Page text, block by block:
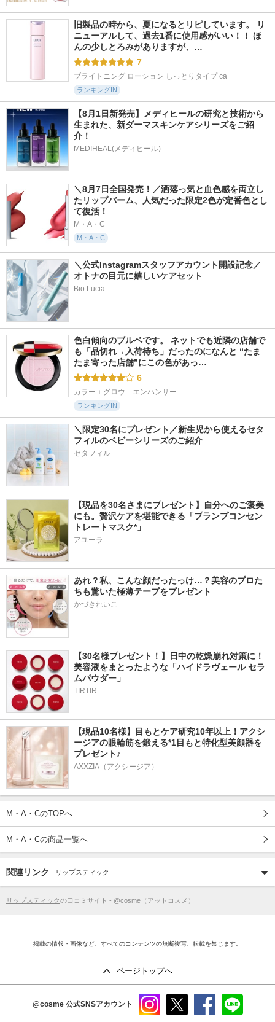
旧製品の時から、夏になるとリピしています。 リ
ニューアルして、過去1番に使用感がいい！！ ほ
んの少しとろみがありますが、…
7
ブライトニング ローション しっとりタイプ ca
ランキングIN
【8月1日新発売】メディヒールの研究と技術から
生まれた、新ダーマスキンケアシリーズをご紹
介！
MEDIHEAL(メディヒール)
＼8月7日全国発売！／洒落っ気と血色感を両立し
たリップバーム、人気だった限定2色が定番色とし
て復活！
M・A・C
M・A・C
＼公式Instagramスタッフアカウント開設記念／
オトナの目元に嬉しいケアセット
Bio Lucia
色白傾向のブルベです。 ネットでも近隣の店舗で
も「品切れ→入荷待ち」だったのになんと “たま
たま寄った店舗”にこの色があっ…
6
カラー＋グロウ　エンハンサー
ランキングIN
＼限定30名にプレゼント／新生児から使えるセタ
フィルのベビーシリーズのご紹介
セタフィル
【現品を30名さまにプレゼント】自分へのご褒美
にも。贅沢ケアを堪能できる「プランプコンセン
トレートマスク*」
アユーラ
あれ？私、こんな顔だったっけ…？美容のプロた
ちも驚いた極薄テープをプレゼント
かづきれいこ
【30名様プレゼント！】日中の乾燥崩れ対策に！
美容液をまとったような「ハイドラヴェール セラ
ムパウダー」
TIRTIR
【現品10名様】目もとケア研究10年以上！アクシ
ージアの眼輪筋を鍛える*1目もと特化型美顔器を
プレゼント♪
AXXZIA（アクシージア）
M・A・CのTOPへ
M・A・Cの商品一覧へ
関連リンク リップスティック
リップスティックの口コミサイト - @cosme（アットコスメ）
掲載の情報・画像など、すべてのコンテンツの無断複写、転載を禁じます。
ページトップへ
@cosme 公式SNSアカウント